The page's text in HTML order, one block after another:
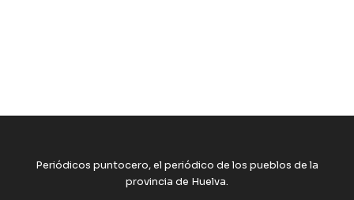
Periódicos puntocero, el periódico de los pueblos de la
provincia de Huelva.